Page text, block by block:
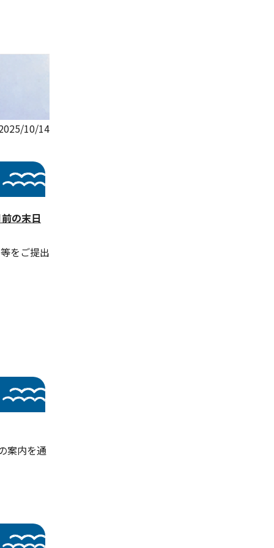
10/14
の末日
をご提出
案内を通